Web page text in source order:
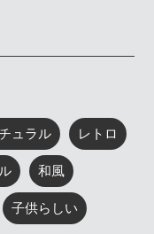
ュラル レトロ
和風
子供らしい